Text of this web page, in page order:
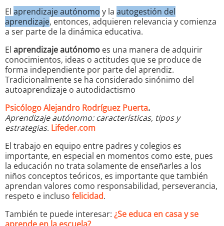
El aprendizaje autónomo y la autogestión del
aprendizaje, entonces, adquieren relevancia y comienza
a ser parte de la dinámica educativa.
El aprendizaje autónomo es una manera de adquirir
conocimientos, ideas o actitudes que se produce de
forma independiente por parte del aprendiz.
Tradicionalmente se ha considerado sinónimo del
autoaprendizaje o autodidactismo
Psicólogo Alejandro Rodríguez Puerta.
Aprendizaje autónomo: características, tipos y
estrategias. Lifeder.com
El trabajo en equipo entre padres y colegios es
importante, en especial en momentos como este, pues
la educación no trata solamente de enseñarles a los
niños conceptos teóricos, es importante que también
aprendan valores como responsabilidad, perseverancia,
respeto e incluso felicidad.
También te puede interesar: ¿Se educa en casa y se